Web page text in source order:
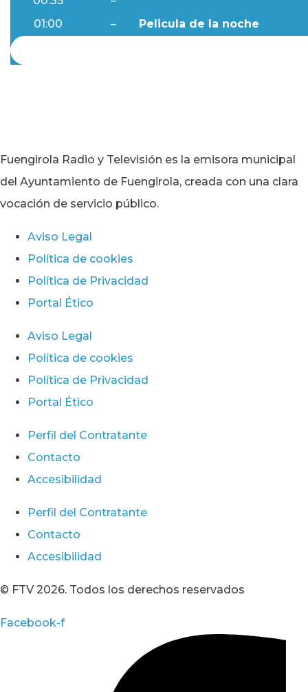
01:00
– Pelicula de la noche
Fuengirola Radio y Televisión es la emisora municipal
del Ayuntamiento de Fuengirola, creada con una clara
vocación de servicio público.
Aviso Legal
Política de cookies
Política de Privacidad
Portal Ético
Aviso Legal
Política de cookies
Política de Privacidad
Portal Ético
Perfil del Contratante
Contacto
Accesibilidad
Perfil del Contratante
Contacto
Accesibilidad
© FTV 2026. Todos los derechos reservados
Facebook-f